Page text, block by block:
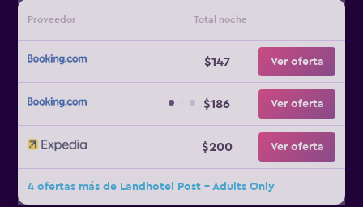
Proveedor Total noche
$147 Ver oferta
$186 Ver oferta
$200 Ver oferta
4 ofertas más de Landhotel Post - Adults Only